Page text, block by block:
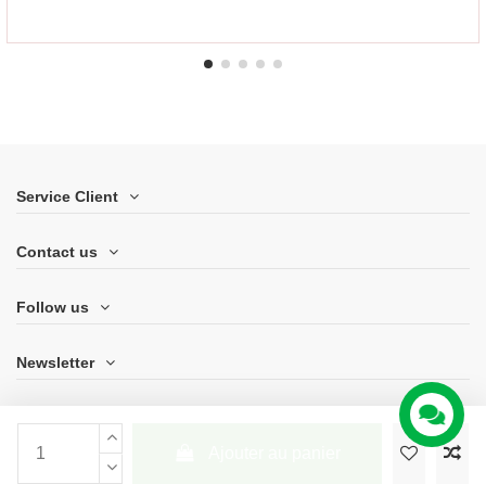
Service Client
Contact us
Follow us
Newsletter